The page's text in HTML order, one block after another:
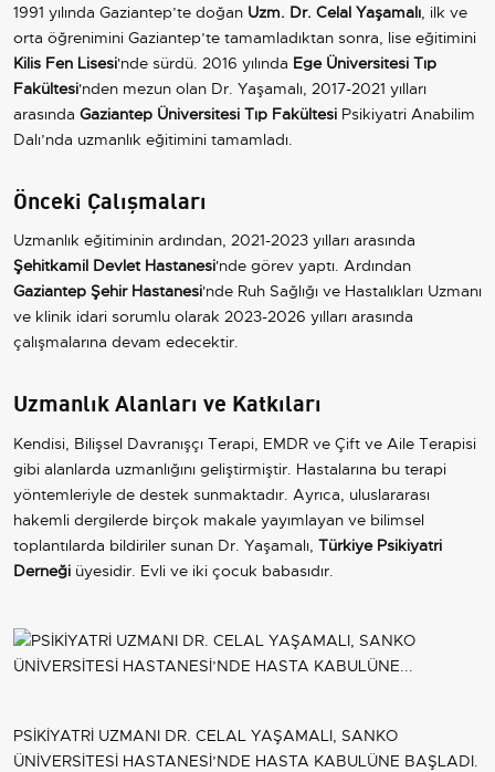
1991 yılında Gaziantep’te doğan Uzm. Dr. Celal Yaşamalı , ilk ve
orta öğrenimini Gaziantep’te tamamladıktan sonra, lise eğitimini
Kilis Fen Lisesi'nde sürdü. 2016 yılında Ege Üniversitesi Tıp
Fakültesi'nden mezun olan Dr. Yaşamalı, 2017-2021 yılları
arasında Gaziantep Üniversitesi Tıp Fakültesi Psikiyatri Anabilim
Dalı’nda uzmanlık eğitimini tamamladı.
Önceki Çalışmaları
Uzmanlık eğitiminin ardından, 2021-2023 yılları arasında
Şehitkamil Devlet Hastanesi'nde görev yaptı. Ardından
Gaziantep Şehir Hastanesi'nde Ruh Sağlığı ve Hastalıkları Uzmanı
ve klinik idari sorumlu olarak 2023-2026 yılları arasında
çalışmalarına devam edecektir.
Uzmanlık Alanları ve Katkıları
Kendisi, Bilişsel Davranışçı Terapi, EMDR ve Çift ve Aile Terapisi
gibi alanlarda uzmanlığını geliştirmiştir. Hastalarına bu terapi
yöntemleriyle de destek sunmaktadır. Ayrıca, uluslararası
hakemli dergilerde birçok makale yayımlayan ve bilimsel
toplantılarda bildiriler sunan Dr. Yaşamalı, Türkiye Psikiyatri
Derneği üyesidir. Evli ve iki çocuk babasıdır.
PSİKİYATRİ UZMANI DR. CELAL YAŞAMALI, SANKO
ÜNİVERSİTESİ HASTANESİ’NDE HASTA KABULÜNE BAŞLADI.